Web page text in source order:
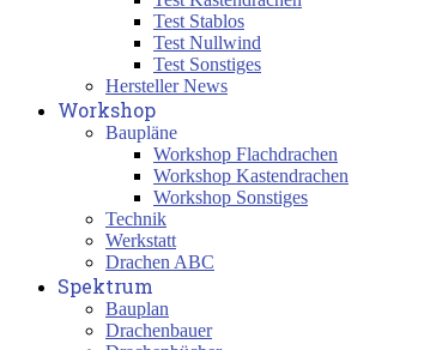
Test Stablos
Test Nullwind
Test Sonstiges
Hersteller News
Workshop
Baupläne
Workshop Flachdrachen
Workshop Kastendrachen
Workshop Sonstiges
Technik
Werkstatt
Drachen ABC
Spektrum
Bauplan
Drachenbauer